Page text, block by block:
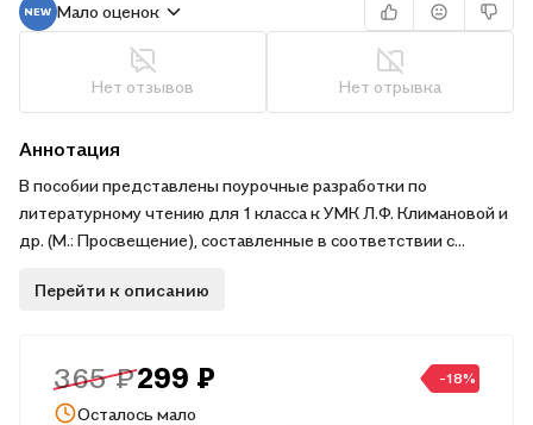
Мало оценок
Нет отзывов Нет отрывка
Аннотация
В пособии представлены поурочные разработки по
литературному чтению для 1 класса к УМК Л.Ф. Климановой и
др. (М.: Просвещение), составленные в соответствии с
произведениями, включенными в программу, сценарий
материал для учителя. . .Издание адресовано учителям
начальной школы, студентам педагогических вузов и
Перейти к описанию
365 ₽299 ₽ -18%
Осталось мало